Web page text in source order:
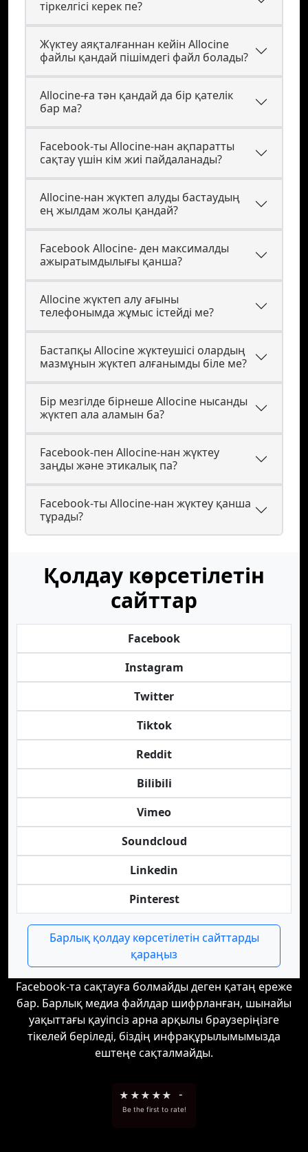
тіркелгісі керек пе?
Жүктеу аяқталғаннан кейін Allocine
файлы қандай пішімдегі файл болады?
Allocine-ға тән қандай да бір қателік
бар ма?
Facebook-ты Allocine-нан ақпаратты
сақтау үшін кім жиі пайдаланады?
Allocine-нан жүктеп алуды бастаудың
ең жылдам жолы қандай?
Facebook Allocine- ден максималды
ажыратымдылығы қанша?
Allocine жүктеп алу ағыны
телефонымда жұмыс істейді ме?
Бастапқы Allocine жүктеушісі олардың
мазмұнын жүктеп алғанымды біле ме?
Бір мезгілде бірнеше Allocine нысанды
жүктеп ала аламын ба?
Facebook-пен Allocine-нан жүктеу
заңды және этикалық па?
Facebook-ты Allocine-нан жүктеу қанша
тұрады?
Қолдау көрсетілетін
сайттар
Facebook
Instagram
Twitter
Tiktok
Reddit
Bilibili
Vimeo
Soundcloud
Linkedin
Pinterest
Барлық қолдау көрсетілетін сайттарды
қараңыз
Facebook-та сақтауға болмайды деген қатаң ереже
бар. Барлық медиа файлдар шифрланған, шынайы
уақыттағы қауіпсіз арна арқылы браузеріңізге
тікелей беріледі, біздің инфрақұрылымымызда
ештеңе сақталмайды.
★ ★★ ★★ -
Be the first to rate!